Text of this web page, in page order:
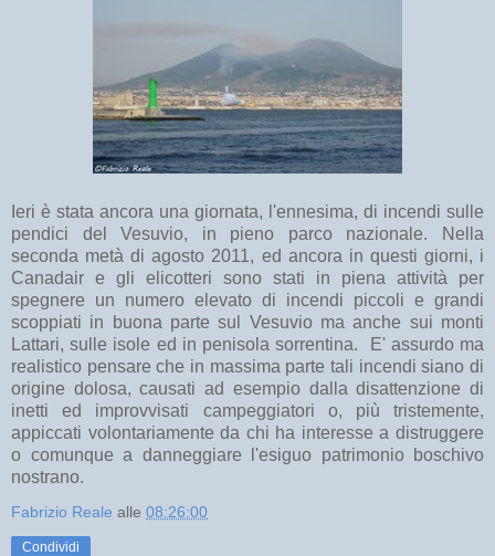
Ieri è stata ancora una giornata, l'ennesima, di incendi sulle
pendici del Vesuvio, in pieno parco nazionale. Nella
seconda metà di agosto 2011, ed ancora in questi giorni, i
Canadair e gli elicotteri sono stati in piena attività per
spegnere un numero elevato di incendi piccoli e grandi
scoppiati in buona parte sul Vesuvio ma anche sui monti
Lattari, sulle isole ed in penisola sorrentina. E' assurdo ma
realistico pensare che in massima parte tali incendi siano di
origine dolosa, causati ad esempio dalla disattenzione di
inetti ed improvvisati campeggiatori o, più tristemente,
appiccati volontariamente da chi ha interesse a distruggere
o comunque a danneggiare l'esiguo patrimonio boschivo
nostrano.
Fabrizio Reale alle 08:26:00
Condividi